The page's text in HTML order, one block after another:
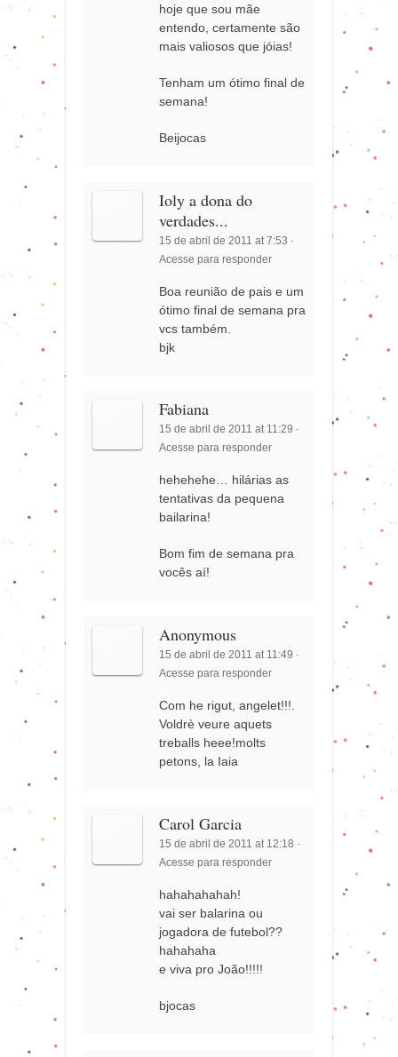
hoje que sou mãe
entendo, certamente são
mais valiosos que jóias!
Tenham um ótimo final de
semana!
Beijocas
Ioly a dona do
verdades...
15 de abril de 2011 at 7:53 ·
Acesse para responder
Boa reunião de pais e um
ótimo final de semana pra
vcs também.
bjk
Fabiana
15 de abril de 2011 at 11:29 ·
Acesse para responder
hehehehe… hilárias as
tentativas da pequena
bailarina!
Bom fim de semana pra
vocês aí!
Anonymous
15 de abril de 2011 at 11:49 ·
Acesse para responder
Com he rigut, angelet!!!.
Voldrè veure aquets
treballs heee!molts
petons, la Iaia
Carol Garcia
15 de abril de 2011 at 12:18 ·
Acesse para responder
hahahahahah!
vai ser balarina ou
jogadora de futebol??
hahahaha
e viva pro João!!!!!
bjocas